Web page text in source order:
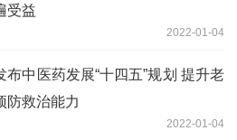
受益
2022-01-04
布中医药发展“十四五”规划 提升老
防救治能力
2022-01-04